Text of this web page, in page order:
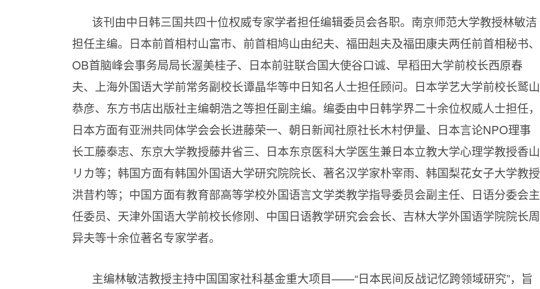
该刊由中日韩三国共四十位权威专家学者担任编辑委员会各职。南京师范大学教授林敏洁
担任主编。日本前首相村山富市、前首相鸠山由纪夫、福田赳夫及福田康夫两任前首相秘书、
OB首脑峰会事务局局长渥美桂子、日本前驻联合国大使谷口诚、早稻田大学前校长西原春
夫、上海外国语大学前常务副校长谭晶华等中日知名人士担任顾问。日本学艺大学前校长鹫山
恭彦、东方书店出版社主编朝浩之等担任副主编。 编委由中日韩学界二十余位权威人士担任，
日本方面有亚洲共同体学会会长进藤荣一、朝日新闻社原社长木村伊量、日本言论NPO理事
长工藤泰志、东京大学教授藤井省三、日本东京医科大学医生兼日本立教大学心理学教授香山
リカ等；韩国方面有韩国外国语大学研究院院长、著名汉学家朴宰雨、韩国梨花女子大学教授
洪昔杓等；中国方面有教育部高等学校外国语言文学类教学指导委员会副主任、日语分委会主
任委员、天津外国语大学前校长修刚、中国日语教学研究会会长、吉林大学外国语学院院长周
异夫等十余位著名专家学者。
主编林敏洁教授主持中国国家社科基金重大项目——“日本民间反战记忆跨领域研究”，旨